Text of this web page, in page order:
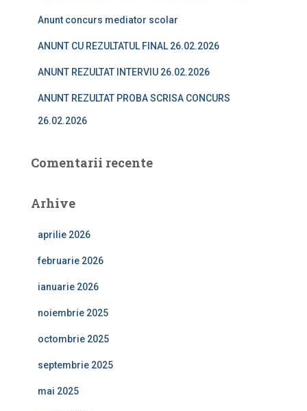
Anunt concurs mediator scolar
ANUNT CU REZULTATUL FINAL 26.02.2026
ANUNT REZULTAT INTERVIU 26.02.2026
ANUNT REZULTAT PROBA SCRISA CONCURS
26.02.2026
Comentarii recente
Arhive
aprilie 2026
februarie 2026
ianuarie 2026
noiembrie 2025
octombrie 2025
septembrie 2025
mai 2025